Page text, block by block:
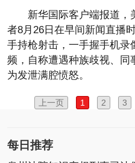
新华国际客户端报道，
者8月26日在早间新闻直播
手持枪射击，一手握手机录
频，自称遭遇种族歧视、同
为发泄满腔愤怒。
上一页 1 2 3
每日推荐